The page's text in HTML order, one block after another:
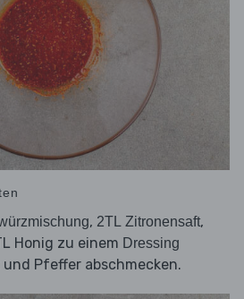
, 2TL Zitronensaft,
Honig zu einem Dressing
Pfeffer abschmecken.